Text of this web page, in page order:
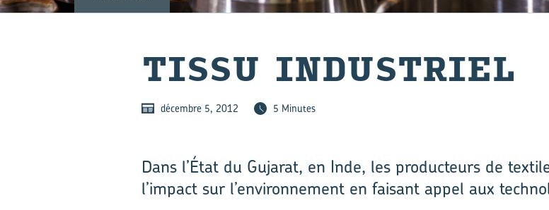
TISSU IN­DUS­TRIEL
décembre 5, 2012 5 Minutes
Dans l’État du Gujarat, en Inde, les producteurs de
l’impact sur l’environnement en faisant appel aux